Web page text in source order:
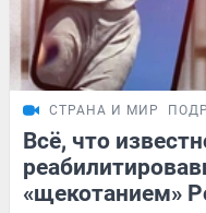
СТРАНА И МИР
Всё, что
«щекотанием»